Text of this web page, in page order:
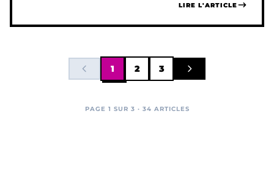
LIRE L'ARTICLE
1 2 3
PAGE 1 SUR 3 · 34 ARTICLES